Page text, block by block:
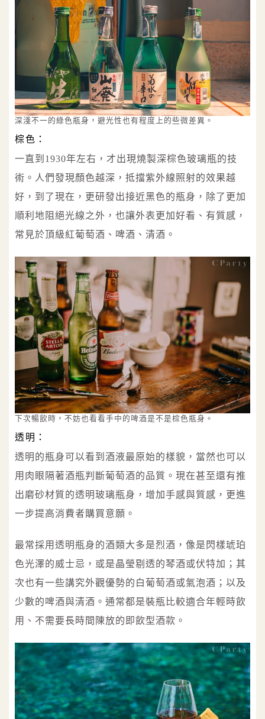
深淺不一的綠色瓶身，避光性也有程度上的些微差異。
棕色：
一直到1930年左右，才出現燒製深棕色玻璃瓶的技
術。人們發現顏色越深，抵擋紫外線照射的效果越
好，到了現在，更研發出接近黑色的瓶身，除了更加
順利地阻絕光線之外，也讓外表更加好看、有質感，
常見於頂級紅葡萄酒、啤酒、清酒。
下次暢飲時，不妨也看看手中的啤酒是不是棕色瓶身。
透明：
透明的瓶身可以看到酒液最原始的樣貌，當然也可以
用肉眼隔著酒瓶判斷葡萄酒的品質。現在甚至還有推
出磨砂材質的透明玻璃瓶身，增加手感與質感，更進
一步提高消費者購買意願。
最常採用透明瓶身的酒類大多是烈酒，像是閃樣琥珀
色光澤的威士忌，或是晶瑩剔透的琴酒或伏特加；其
次也有一些講究外觀優勢的白葡萄酒或氣泡酒；以及
少數的啤酒與清酒。通常都是裝瓶比較適合年輕時飲
用、不需要長時間陳放的即飲型酒款。